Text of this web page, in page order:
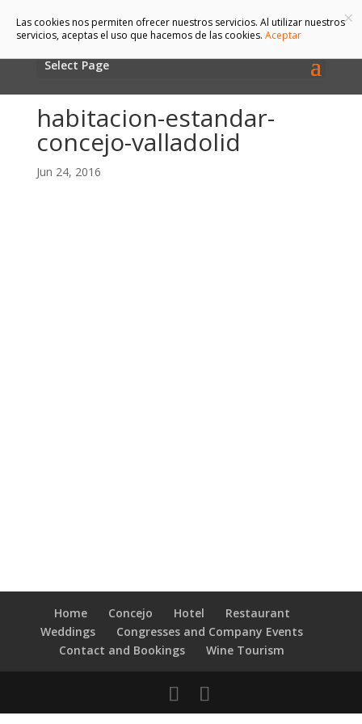
Select Page
habitacion-estandar-
concejo-valladolid
Jun 24, 2016
Home Concejo Hotel
Restaurant
Weddings
Congresses and Company Events
Contact and Bookings
Wine Tourism
×
Las cookies nos permiten ofrecer nuestros servicios. Al utilizar nuestros
servicios, aceptas el uso que hacemos de las cookies. Aceptar